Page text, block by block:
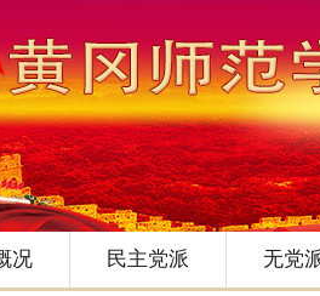
况 民主党派 无党